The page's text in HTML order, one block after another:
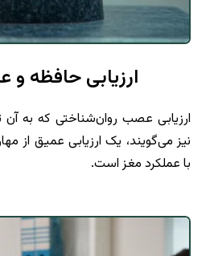
ارزیابی حافظه و
ارزیابی عصب روان‌شناختی که به
نیز می‌گویند، یک ارزیابی عمیق از
با عملکرد مغز است.